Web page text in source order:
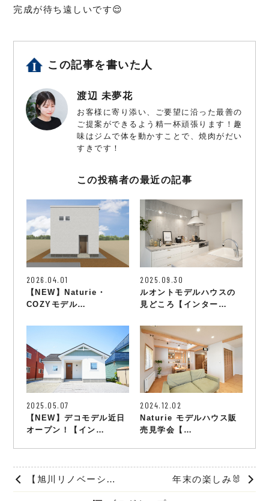
完成が待ち遠しいです😌
この記事を書いた人
渡辺 未夢花
お客様に寄り添い、ご要望に沿った最善の
ご提案ができるよう精一杯頑張ります！趣
味はジムで体を動かすことで、焼肉がだい
すきです！
この投稿者の最近の記事
2026.04.01
【NEW】Naturie・
COZYモデル…
2025.09.30
ルオントモデルハウスの
見どころ【インター…
2025.05.07
【NEW】デコモデル近日
オープン！【イン…
2024.12.02
Naturie モデルハウス販
売見学会【…
【旭川リノベーション】モデルハウス施工実例紹介～夜ver～ 年末の楽しみ🐰